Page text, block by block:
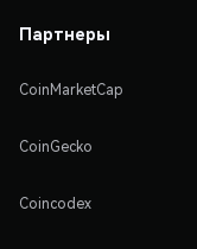
Партнеры
CoinMarketCap
CoinGecko
Coincodex